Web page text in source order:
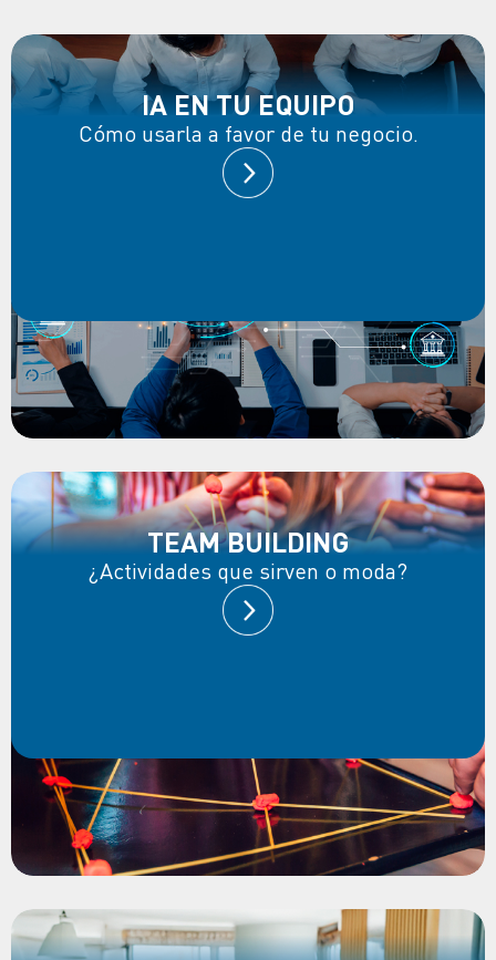
IA EN TU EQUIPO
Cómo usarla a favor de tu negocio.
TEAM BUILDING
¿Actividades que sirven o moda?